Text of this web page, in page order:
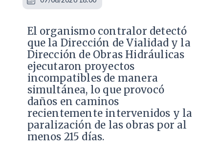
El organismo contralor detectó
que la Dirección de Vialidad y la
Dirección de Obras Hidráulicas
ejecutaron proyectos
incompatibles de manera
simultánea, lo que provocó
daños en caminos
recientemente intervenidos y la
paralización de las obras por al
menos 215 días.